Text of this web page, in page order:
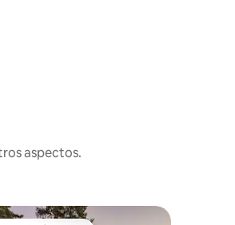
aspectos.